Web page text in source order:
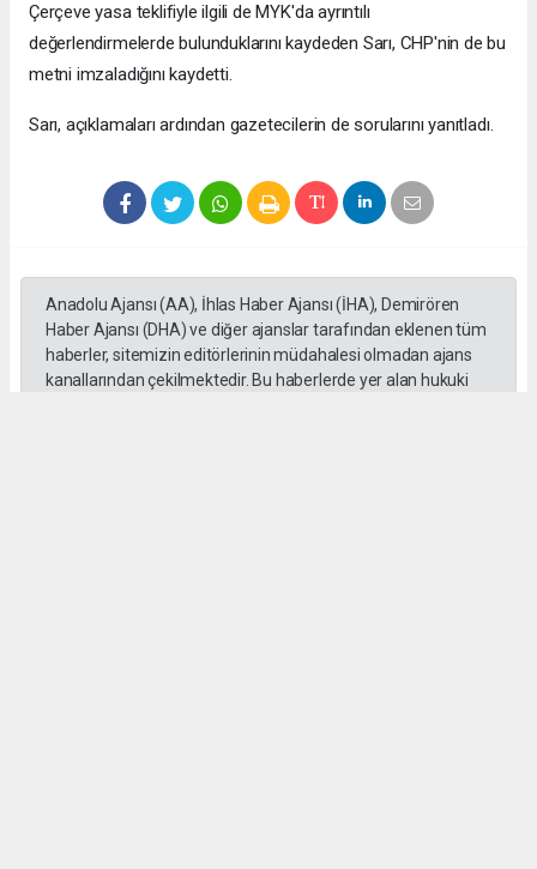
Çerçeve yasa teklifiyle ilgili de MYK'da ayrıntılı
değerlendirmelerde bulunduklarını kaydeden Sarı, CHP'nin de bu
metni imzaladığını kaydetti.
Sarı, açıklamaları ardından gazetecilerin de sorularını yanıtladı.
Anadolu Ajansı (AA), İhlas Haber Ajansı (İHA), Demirören
Haber Ajansı (DHA) ve diğer ajanslar tarafından eklenen tüm
haberler, sitemizin editörlerinin müdahalesi olmadan ajans
kanallarından çekilmektedir. Bu haberlerde yer alan hukuki